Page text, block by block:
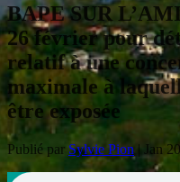
BAPE SUR
26 février pour
relatif à une
maximale à
être exposée
Publié par Sylvie Pion | Jan